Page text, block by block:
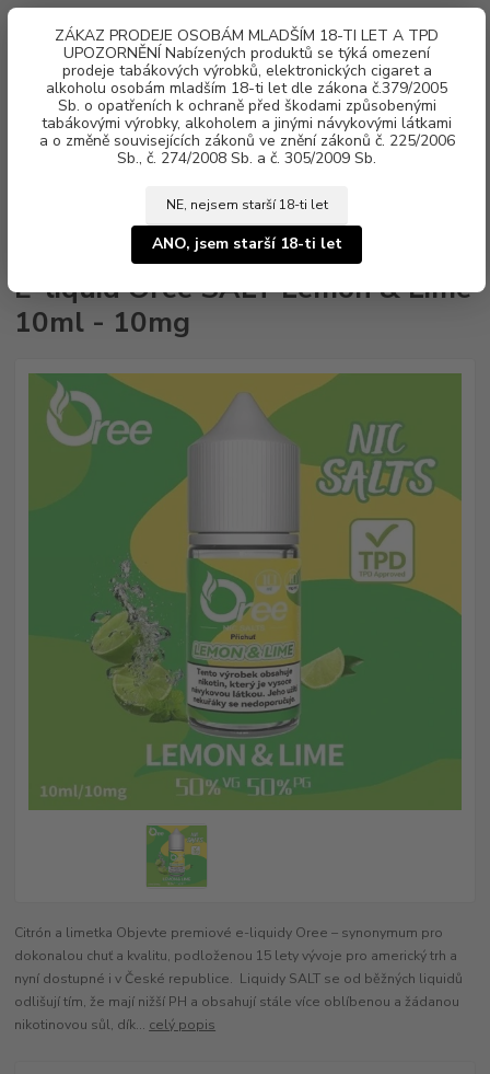
ZÁKAZ PRODEJE OSOBÁM MLADŠÍM 18-TI LET A TPD
UPOZORNĚNÍ Nabízených produktů se týká omezení
prodeje tabákových výrobků, elektronických cigaret a
alkoholu osobám mladším 18-ti let dle zákona č.379/2005
Sb. o opatřeních k ochraně před škodami způsobenými
tabákovými výrobky, alkoholem a jinými návykovými látkami
a o změně souvisejících zákonů ve znění zákonů č. 225/2006
Sb., č. 274/2008 Sb. a č. 305/2009 Sb.
NE, nejsem starší 18-ti let
ANO, jsem starší 18-ti let
Menu
za0 Kč
Lemon & Lime 10ml - 10mg
E-liquid Oree SALT Lemon & Lime
10ml - 10mg
Citrón a limetka Objevte premiové e-liquidy Oree – synonymum pro
dokonalou chuť a kvalitu, podloženou 15 lety vývoje pro americký trh a
nyní dostupné i v České republice. Liquidy SALT se od běžných liquidů
odlišují tím, že mají nižší PH a obsahují stále více oblíbenou a žádanou
nikotinovou sůl, dík... celý popis